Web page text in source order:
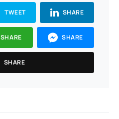
TWEET SHARE
SHARE SHARE
SHARE